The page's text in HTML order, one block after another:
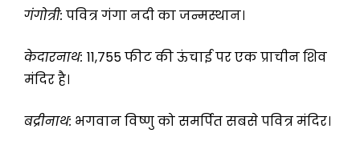
गंगोत्री: पवित्र गंगा नदी का जन्मस्थान।
केदारनाथ: 11,755 फीट की ऊंचाई पर एक प्राचीन शिव
मंदिर है।
बद्रीनाथ: भगवान विष्णु को समर्पित सबसे पवित्र मंदिर।